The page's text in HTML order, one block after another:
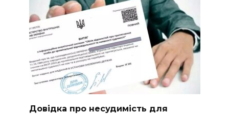
Довідка про несудимість для